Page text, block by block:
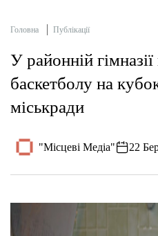
Головна Публікації
У районній
баскетболу на
міськради
"Місцеві Медіа" 22